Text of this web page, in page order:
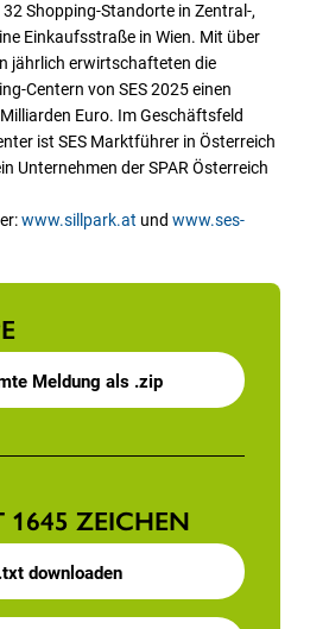
Shopping-Standorte in Zentral-,
Einkaufsstraße in Wien. Mit über
jährlich erwirtschafteten die
Centern von SES 2025 einen
Euro. Im Geschäftsfeld
ist SES Marktführer in Österreich
Unternehmen der SPAR Österreich
www.sillpark.at und www.ses-
Meldung als .zip
1645 ZEICHEN
downloaden